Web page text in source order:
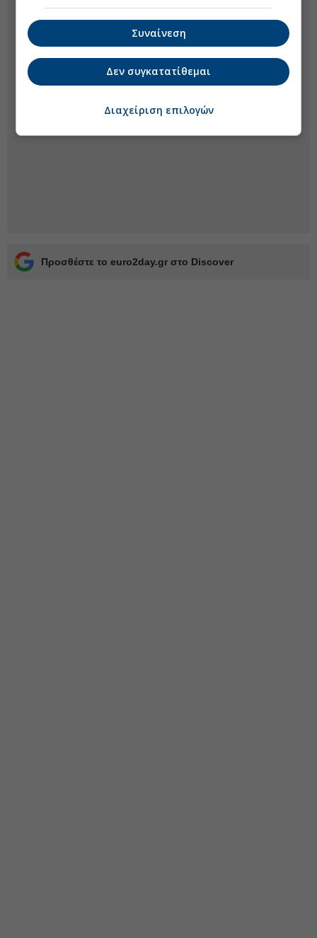
Προσθέστε το euro2day.gr στο Discover
Συναίνεση
Δεν συγκατατίθεμαι
Διαχείριση επιλογών